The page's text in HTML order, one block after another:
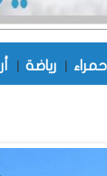
| رياضة |